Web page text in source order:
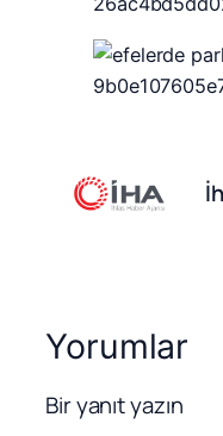
Yorumlar
Bir yanıt yazın